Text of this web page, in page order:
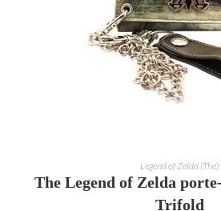
AJOUTER AU
Legend of Zelda (The)
The Legend of Zelda
Trifold